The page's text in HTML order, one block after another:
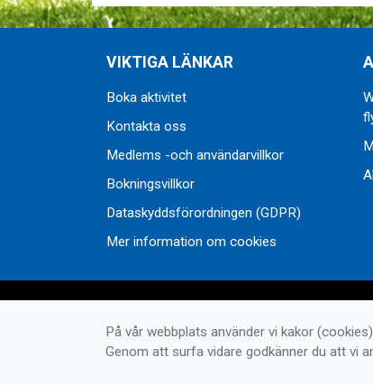
VIKTIGA LÄNKAR
Boka aktivitet
Kontakta oss
Medlems -och användarvillkor
Bokningsvillkor
Dataskyddsförordningen (GDPR)
Mer information om cookies
På vår webbplats använder vi kakor
Genom att surfa vidare godkänner du att vi